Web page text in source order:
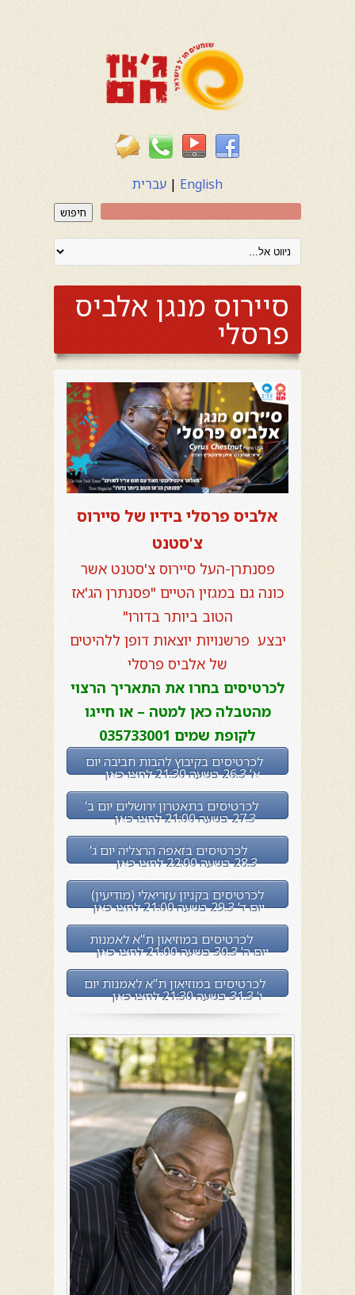
English
| עברית
חיפוש
סיירוס מנגן אלביס
פרסלי
אלביס פרסלי בידיו של סיירוס
צ'סטנט
פסנתרן-העל סיירוס צ'סטנט אשר
כונה גם במגזין הטיים "פסנתרן הג'אז
הטוב ביותר בדורו"
יבצע פרשנויות יוצאות דופן ללהיטים
של אלביס פרסלי
לכרטיסים בחרו את התאריך הרצוי
מהטבלה כאן למטה – או חייגו
לקופת שמים 035733001
לכרטיסים בקיבוץ להבות חביבה יום
א' 26.3 בשעה 21:30 לחצו כאן
לכרטיסים בתאטרון ירושלים יום ב'
27.3 בשעה 21:00 לחצו כאן
לכרטיסים בזאפה הרצליה יום ג'
28.3 בשעה 22:00 לחצו כאן
לכרטיסים בקניון עזריאלי (מודיעין)
יום ד' 29.3 בשעה 21:00 לחצו כאן
לכרטיסים במוזיאון ת"א לאמנות
יום ה' 30.3 בשעה 21:00 לחצו כאן
לכרטיסים במוזיאון ת"א לאמנות יום
ו' 31.3 בשעה 21:30 לחצו כאן